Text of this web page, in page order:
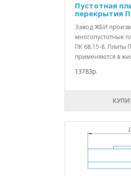
Пустотная
перекрытия
Завод ЖБИ
многопустотные
ПК 68.15-8. Плиты
применяются в
13783р.